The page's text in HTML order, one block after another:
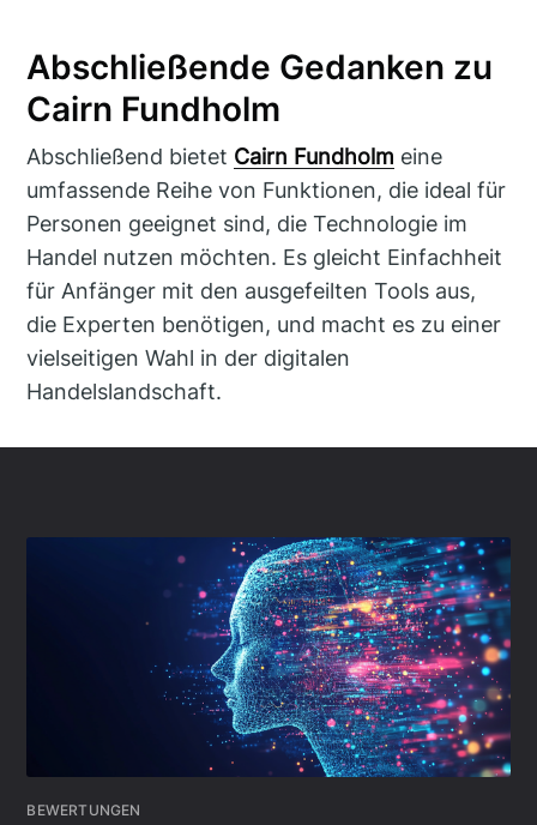
Abschließende Gedanken zu
Cairn Fundholm
Abschließend bietet Cairn Fundholm eine
umfassende Reihe von Funktionen, die ideal für
Personen geeignet sind, die Technologie im
Handel nutzen möchten. Es gleicht Einfachheit
für Anfänger mit den ausgefeilten Tools aus,
die Experten benötigen, und macht es zu einer
vielseitigen Wahl in der digitalen
Handelslandschaft.
BEWERTUNGEN